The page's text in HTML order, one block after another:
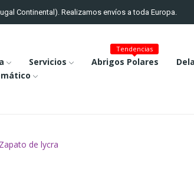
Continental). Realizamos envíos a toda Europa.
Servicios Abrigos Polares
Tendencias
Zapato de lycra